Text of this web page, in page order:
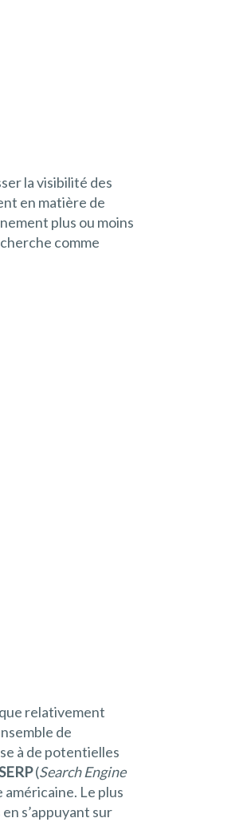
la visibilité des
en matière de
plus ou moins
comme
relativement
de
à de potentielles
(Search Engine
américaine. Le plus
s’appuyant sur